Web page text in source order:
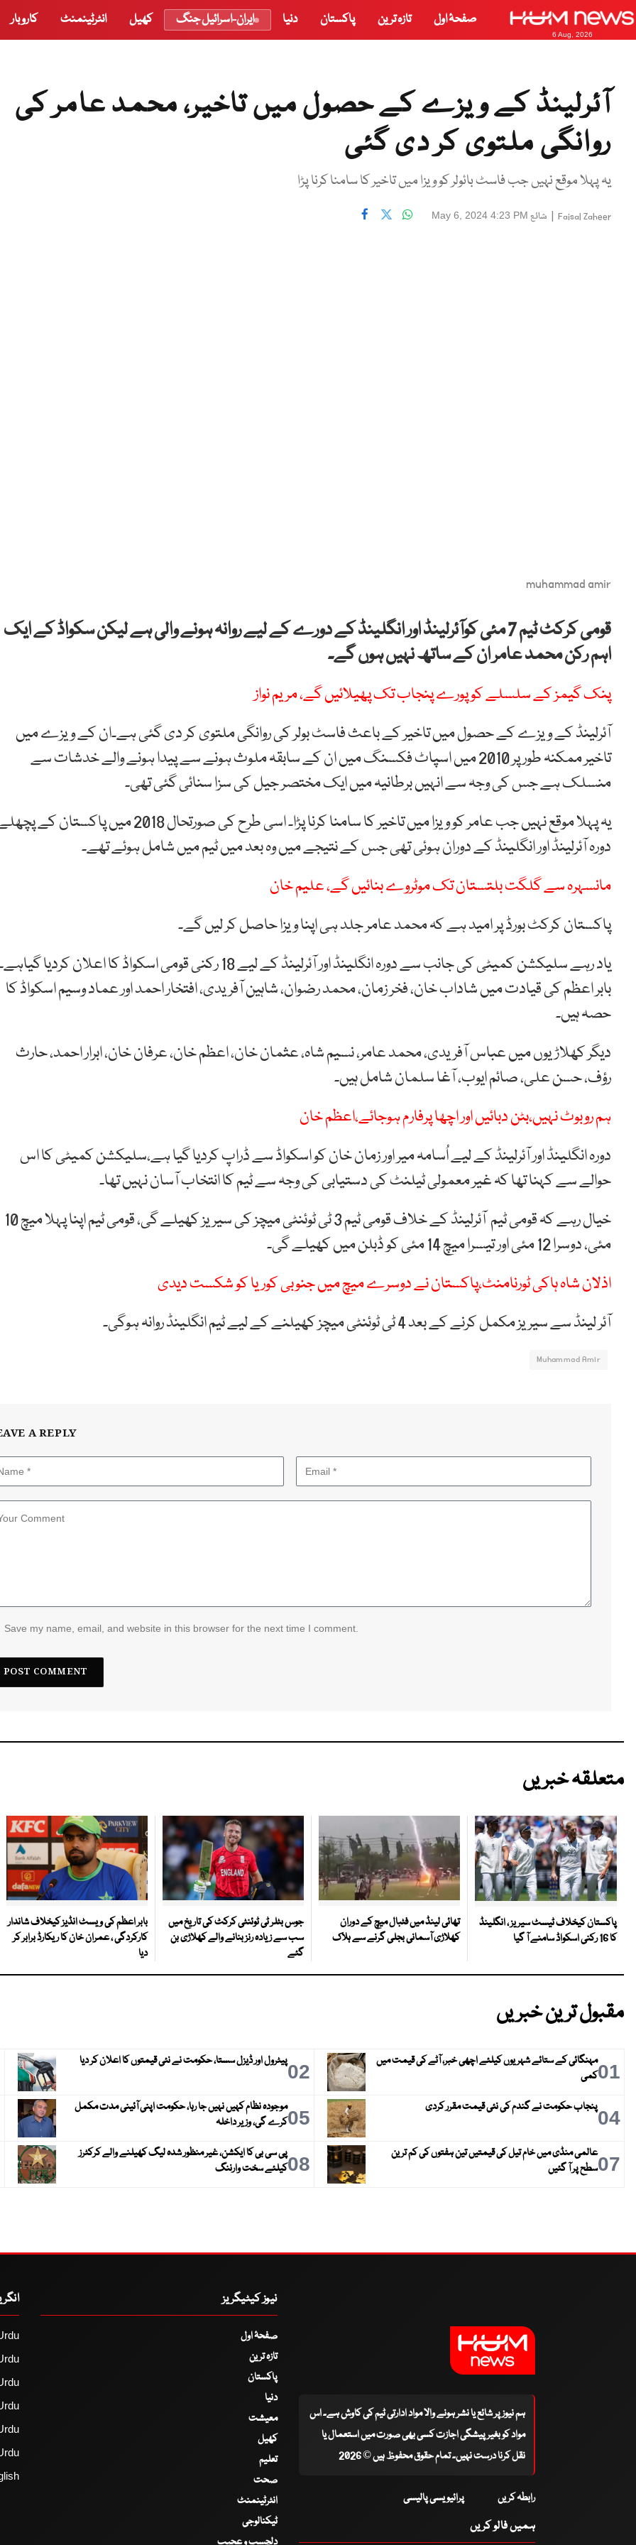
6 Aug, 2026
صفحۂ اول تازہ ترین پاکستان دنیا ایران-اسرائیل جنگ کھیل انٹرٹینمنٹ کاروبار
آئرلینڈ کے ویزے کے حصول میں تاخیر، محمد عامر کی
روانگی ملتوی کر دی گئی
یہ پہلا موقع نہیں جب فاسٹ بائولر کو ویزا میں تاخیر کا سامنا کرنا پڑا
Faisal Zaheer
| شائع May 6, 2024 4:23 PM
muhammad amir
قومی کرکٹ ٹیم 7 مئی کوآئرلینڈ اور انگلینڈ کے دورے کے لیے روانہ ہونے والی ہے لیکن سکواڈ کے ایک
اہم رکن محمد عامر ان کے ساتھ نہیں ہوں گے۔
پنک گیمز کے سلسلے کو پورے پنجاب تک پھیلائیں گے، مریم نواز
آئرلینڈ کے ویزے کے حصول میں تاخیر کے باعث فاسٹ بولر کی روانگی ملتوی کر دی گئی ہے۔ان کے ویزے میں
تاخیر ممکنہ طور پر 2010 میں اسپاٹ فکسنگ میں ان کے سابقہ ملوث ہونے سے پیدا ہونے والے خدشات سے
منسلک ہے جس کی وجہ سے انہیں برطانیہ میں ایک مختصر جیل کی سزا سنائی گئی تھی۔
یہ پہلا موقع نہیں جب عامر کو ویزا میں تاخیر کا سامنا کرنا پڑا۔ اسی طرح کی صورتحال 2018 میں پاکستان کے
دورہ آئرلینڈ اور انگلینڈ کے دوران ہوئی تھی جس کے نتیجے میں وہ بعد میں ٹیم میں شامل ہوئے تھے۔
مانسہرہ سے گلگت بلتستان تک موٹروے بنائیں گے، علیم خان
پاکستان کرکٹ بورڈ پر امید ہے کہ محمد عامر جلد ہی اپنا ویزا حاصل کر لیں گے۔
یاد رہے سلیکشن کمیٹی کی جانب سے دورہ انگلینڈ اور آئرلینڈ کے لیے 18 رکنی قومی اسکواڈ کا اعلان کردیا
بابر اعظم کی قیادت میں شاداب خان، فخر زمان، محمد رضوان، شاہین آفریدی، افتخار احمد اور عماد وسیم اسکواڈ کا
حصہ ہیں۔
دیگر کھلاڑیوں میں عباس آفریدی، محمد عامر، نسیم شاہ، عثمان خان، اعظم خان، عرفان خان، ابرار احمد، حارث
رؤف، حسن علی، صائم ایوب، آغا سلمان شامل ہیں۔
ہم روبوٹ نہیں،بٹن دبائیں اور اچھا پرفارم ہوجائے،اعظم خان
دورہ انگلینڈ اور آئرلینڈ کے لیے اُسامہ میر اور زمان خان کو اسکواڈ سے ڈراپ کردیا گیا ہے،سلیکشن کمیٹی کا اس
حوالے سے کہنا تھا کہ غیر معمولی ٹیلنٹ کی دستیابی کی وجہ سے ٹیم کا انتخاب آسان نہیں تھا۔
خیال رہے کہ قومی ٹیم آئرلینڈ کے خلاف قومی ٹیم 3 ٹی ٹوئنٹی میچز کی سیریز کھیلے گی، قومی ٹیم اپنا پہلا میچ 10
مئی، دوسرا 12 مئی اور تیسرا میچ 14 مئی کو ڈبلن میں کھیلے گی۔
اذلان شاہ ہاکی ٹورنامنٹ،پاکستان نے دوسرے میچ میں جنوبی کوریا کو شکست دیدی
آئر لینڈ سے سیریز مکمل کرنے کے بعد 4 ٹی ٹوئنٹی میچز کھیلنے کے لیے ٹیم انگلینڈ روانہ ہوگی۔
Muhammad Amir
A REPLY
Save my name, email, and website in this browser for the next time I comment.
متعلقہ خبریں
پاکستان کیخلاف ٹیسٹ سیریز ، انگلینڈ
کا 16 رکنی اسکواڈ سامنے آ گیا
تھائی لینڈ میں فٹبال میچ کے دوران
کھلاڑی آسمانی بجلی گرنے سے ہلاک
جوس بٹلر ٹی ٹوئنٹی کرکٹ کی تاریخ میں
سب سے زیادہ رنز بنانے والے کھلاڑی بن
گئے
بابر اعظم کی ویسٹ انڈیز کیخلاف شاندار
کارکردگی ، عمران خان کا ریکارڈ برابر کر
دیا
مقبول ترین خبریں
01مہنگائی کے ستائے شہریوں کیلئے اچھی خبر، آٹے کی قیمت میں
کمی
02پیٹرول اور ڈیزل سستا، حکومت نے نئی قیمتوں کا اعلان کر دیا
04پنجاب حکومت نے گندم کی نئی قیمت مقرر کردی 05موجودہ نظام کہیں نہیں جا رہا، حکومت اپنی آئینی مدت مکمل
کرے گی، وزیر داخلہ
07عالمی منڈی میں خام تیل کی قیمتیں تین ہفتوں کی کم ترین
سطح پر آ گئیں
08پی سی بی کا ایکشن، غیر منظور شدہ لیگ کھیلنے والے کرکٹرز
کیلئے سخت وارننگ
ہم نیوز پر شائع یا نشر ہونے والا مواد ادارتی ٹیم کی کاوش ہے۔ اس
مواد کو بغیر پیشگی اجازت کسی بھی صورت میں استعمال یا
نقل کرنا درست نہیں۔ تمام حقوق محفوظ ہیں © 2026
رابطہ کریں پرائیویسی پالیسی
ہمیں فالو کریں
نیوز کیٹیگریز
صفحۂ اول
تازہ ترین
پاکستان
دنیا
معیشت
کھیل
تعلیم
صحت
انٹرٹینمنٹ
ٹیکنالوجی